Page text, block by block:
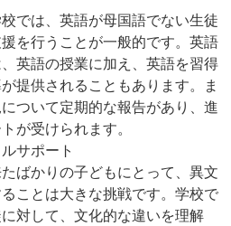
では、英語が母国語でない生徒
を行うことが一般的です。英語
英語の授業に加え、英語を習得
提供されることもあります。ま
ついて定期的な報告があり、進
が受けられます。
サポート
ばかりの子どもにとって、異文
ことは大きな挑戦です。学校で
対して、文化的な違いを理解